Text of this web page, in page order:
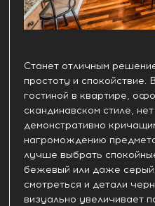
Станет отличным
простоту и спокойствие.
гостиной в квартире,
скандинавском стиле,
демонстративно
нагромождению
лучше выбрать
бежевый или даже
смотреться и детали
визуально увеличивает